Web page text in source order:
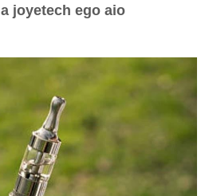
joyetech ego aio